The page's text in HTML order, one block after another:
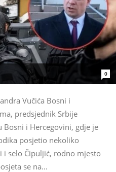
0
Vučića Bosni i
predsjednik Srbije
Bosni i Hercegovini, gdje je
posjetio nekoliko
i selo Čipuljić, rodno mjesto
se na...